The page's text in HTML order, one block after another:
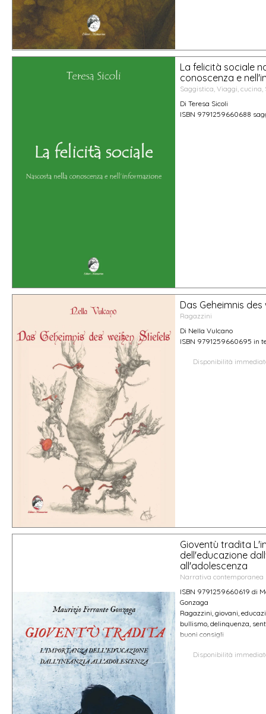
La felicità sociale
conoscenza e
Saggistica, Viaggi,
Di Teresa Sicoli
ISBN 9791259660688
Das Geheimnis
Ragazzini
Di Nella Vulcano
ISBN 9791259660695 in
Disponibilità
Gioventù tradita
dell'educazione
all'adolescenza
Narrativa contemporanea
ISBN 9791259660619 di
Gonzaga
Ragazzini, giovani,
bullismo, delinquenza,
buoni consigli
Disponibilità